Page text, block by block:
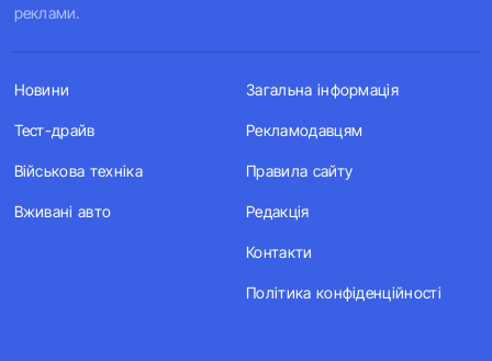
реклами.
Новини
Тест-драйв
Військова техніка
Вживані авто
Загальна інформація
Рекламодавцям
Правила сайту
Редакція
Контакти
Політика конфіденційності